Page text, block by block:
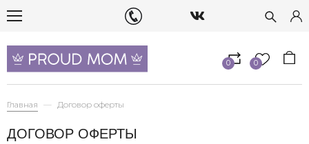
0 0
Главная Договор оферты
ДОГОВОР ОФЕРТЫ